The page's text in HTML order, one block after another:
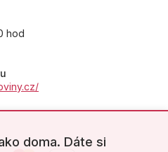
doma. Dáte si
hod